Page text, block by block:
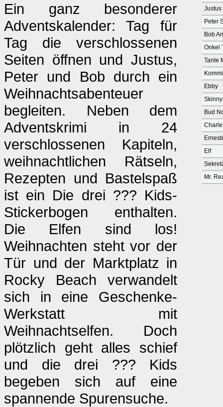
Ein ganz besonderer
Adventskalender: Tag für
Tag die verschlossenen
Seiten öffnen und Justus,
Peter und Bob durch ein
Weihnachtsabenteuer
begleiten. Neben dem
Adventskrimi in 24
verschlossenen Kapiteln,
weihnachtlichen Rätseln,
Rezepten und Bastelspaß
ist ein Die drei ??? Kids-
Stickerbogen enthalten.
Die Elfen sind los!
Weihnachten steht vor der
Tür und der Marktplatz in
Rocky Beach verwandelt
sich in eine Geschenke-
Werkstatt mit
Weihnachtselfen. Doch
plötzlich geht alles schief
und die drei ??? Kids
begeben sich auf eine
spannende Spurensuche.
Justus
Peter
Bob
Onkel
Tante
Ebby
Bud
Elf
Mr.